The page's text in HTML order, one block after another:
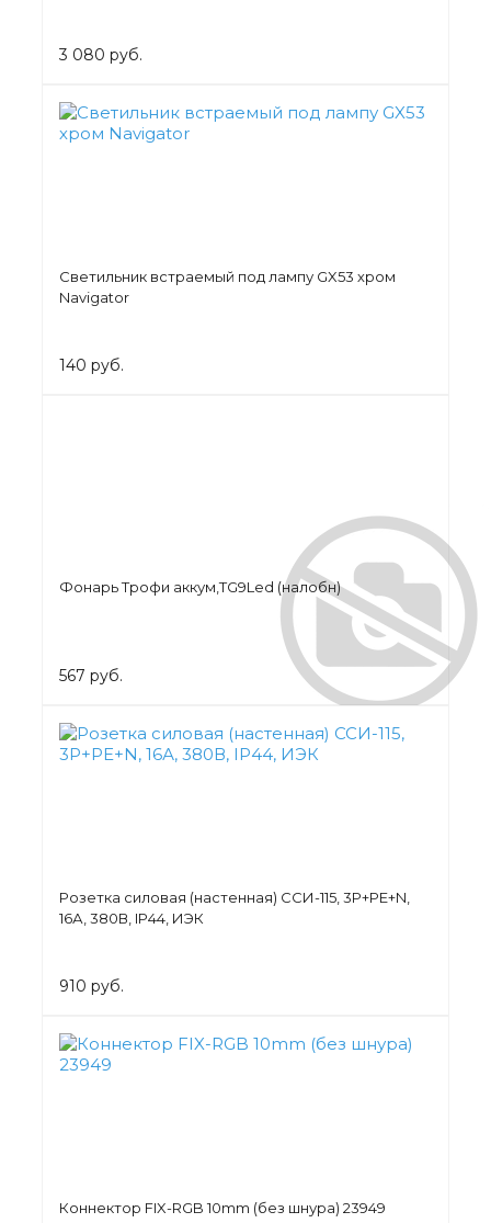
3 080 руб.
Светильник встраемый под лампу GX53 хром
Navigator
140 руб.
Фонарь Трофи аккум,TG9Led (налобн)
567 руб.
Розетка силовая (настенная) ССИ-115, 3Р+РЕ+N,
16А, 380В, IP44, ИЭК
910 руб.
Коннектор FIX-RGB 10mm (без шнура) 23949